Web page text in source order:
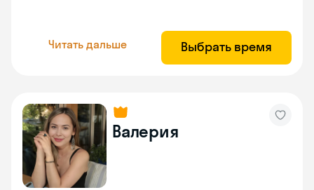
Читать дальше Выбрать время
Валерия